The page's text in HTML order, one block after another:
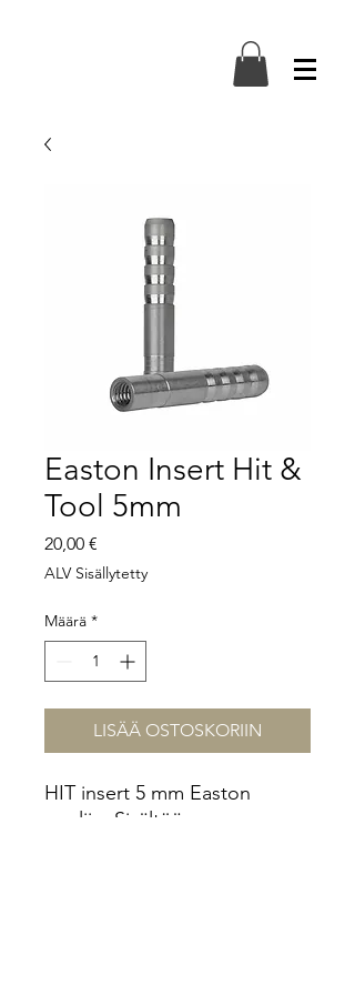
Easton Insert Hit &
Tool 5mm
20,00 €
ALV Sisällytetty
Määrä *
LISÄÄ OSTOSKORIIN
HIT insert 5 mm Easton
nuoliin. Sisältöä